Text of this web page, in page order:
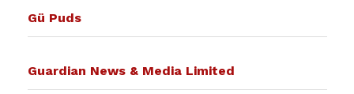
Gü Puds
Guardian News & Media Limited